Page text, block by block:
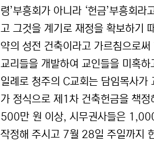
령’부흥회가 아니라 ‘헌금’부흥회
고 그것을 계기로 재정을 확보하기
약의 성전 건축이라고 가르침으로
교리들을 개발하여 교인들을 미혹하
일례로 청주의 C교회는 담임목사
가 정식으로 제1차 건축헌금을 책
500만 원 이상, 시무권사들은
작정해 주시고 7월 28일 주일까지